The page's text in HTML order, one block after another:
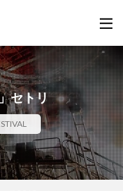
セトリ